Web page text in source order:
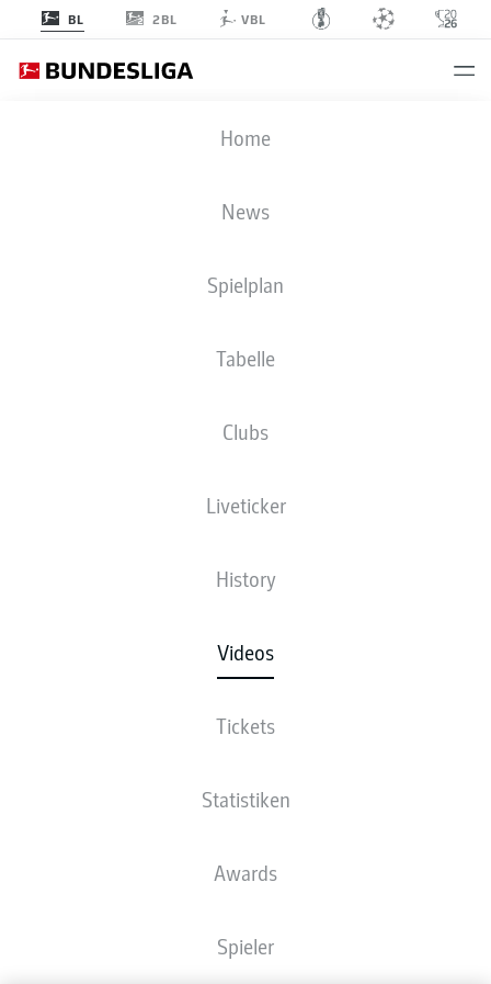
BL 2BL VBL
Home
News
Spielplan
Tabelle
Clubs
Liveticker
History
Videos
Tickets
Statistiken
Awards
Spieler
ZURÜCK ZUR VIDEO ÜBERSICHT
BUNDESLIGA-URGESTEINE